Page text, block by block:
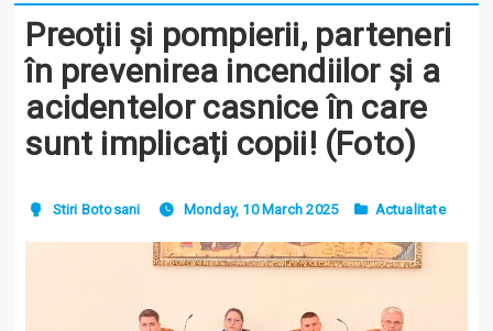
Preoții și pompierii, parteneri
în prevenirea incendiilor și a
acidentelor casnice în care
sunt implicați copii! (Foto)
Stiri Botosani Monday, 10 March 2025 Actualitate